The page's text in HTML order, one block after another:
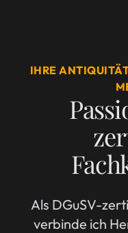
IHRE
Als DGuSV-
verbinde ich